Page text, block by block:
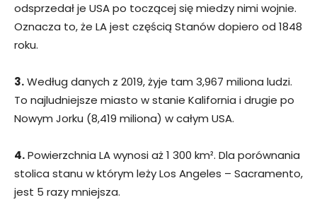
odsprzedał je USA po toczącej się miedzy nimi wojnie.
Oznacza to, że LA jest częścią Stanów dopiero od 1848
roku.
3.Według danych z 2019, żyje tam 3,967 miliona ludzi.
To najludniejsze miasto w stanie Kalifornia i drugie po
Nowym Jorku (8,419 miliona) w całym USA.
4.Powierzchnia LA wynosi aż 1 300 km². Dla porównania
stolica stanu w którym leży Los Angeles – Sacramento,
jest 5 razy mniejsza.